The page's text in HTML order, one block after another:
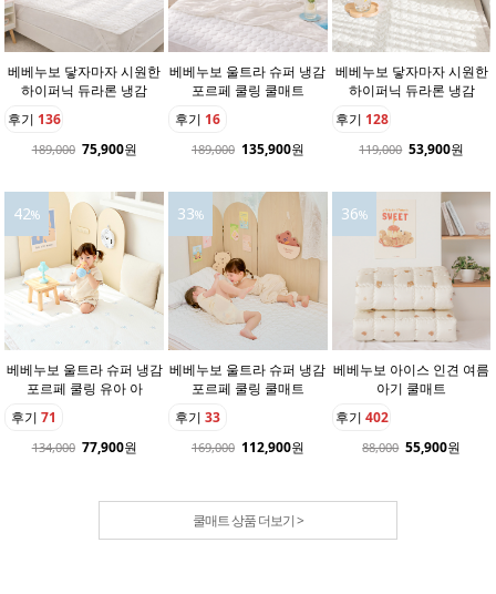
베베누보 닿자마자 시원한
하이퍼닉 듀라론 냉감
후기 136
189,000 75,900원
베베누보 울트라 슈퍼 냉감
포르페 쿨링 쿨매트
후기 16
189,000 135,900원
베베누보 닿자마자 시원한
하이퍼닉 듀라론 냉감
후기 128
119,000 53,900원
42%
베베누보 울트라 슈퍼 냉감
포르페 쿨링 유아 아
후기71
134,000 77,900원
33%
베베누보 울트라 슈퍼 냉감
포르페 쿨링 쿨매트
후기33
169,000 112,900원
36%
베베누보 아이스 인견 여름
아기 쿨매트
후기 402
88,000 55,900원
쿨매트 상품 더보기 >